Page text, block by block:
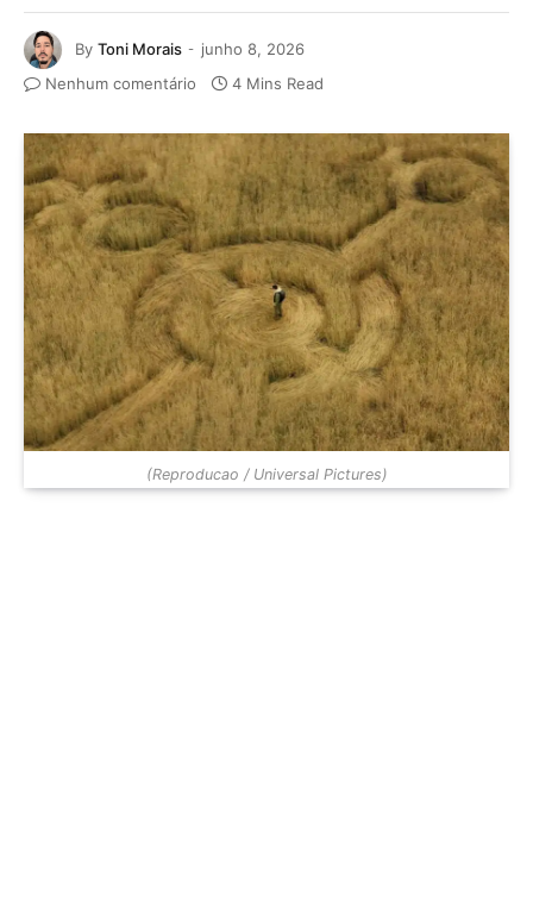
By Toni Morais
junho 8, 2026
Nenhum comentário
4 Mins Read
(Reproducao / Universal Pictures)